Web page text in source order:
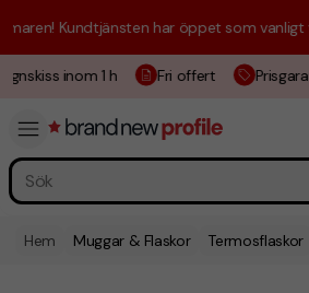
Kundtjänsten har öppet som vanligt
inom 1 h Fri offert
Hem Muggar & Flaskor Termosflaskor